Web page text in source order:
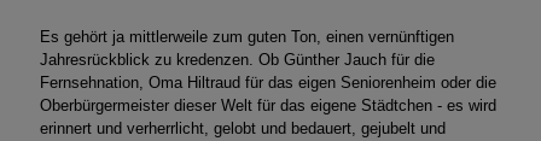
Es gehört ja mittlerweile zum guten Ton, einen vernünftigen
Jahresrückblick zu kredenzen. Ob Günther Jauch für die
Fernsehnation, Oma Hiltraud für das eigen Seniorenheim oder die
Oberbürgermeister dieser Welt für das eigene Städtchen - es wird
erinnert und verherrlicht, gelobt und bedauert, gejubelt und